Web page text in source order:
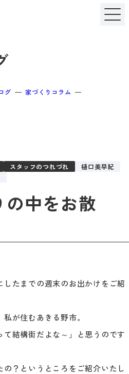
グ
家づくりコラム
スタッフのつれづれ
樋口美早紀
の中をお散
たまでの週末のお出かけをご紹
が住むあきる野市。
結構街だよな～」と思うのです
？というところをご紹介いたし